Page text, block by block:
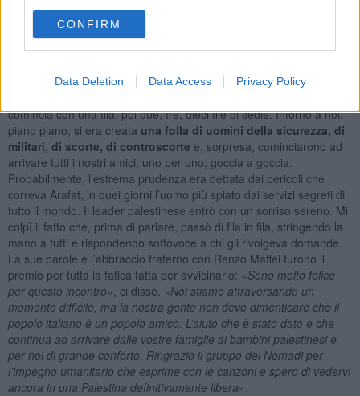
CONFIRM
Data Deletion Data Access Privacy Policy
L’importante era potergli consegnare anche solo simbolicamente il
«Tributo ad Augusto».
La sala delle conferenze, all’interno del bunker, era praticamente
rappresentazione della Moschea della Roccia su una parete. Dopo
comincia con una fila, poi due, tre, dieci file di sedie. Intorno a noi,
piano piano, si era creata una folla di uomini della sicurezza, di
militari, di scorte, di controscorte e, sorpresa, cominciarono ad
arrivare tutti i nostri amici, uno per uno, goccia a goccia.
Probabilmente, l’estrema prudenza era dettata dai pericoli che
correva Arafat, in quei giorni l’uomo più spiato dai servizi segreti di
tutto il mondo. Il leader palestinese entrò con un sorriso sereno. Mi
colpì il fatto che, prima di parlare, passò di fila in fila, stringendo la
mano a tutti e rispondendo sottovoce a chi gli rivolgeva domande.
La sue parole e l’abbraccio fraterno con Renzo Maffei furono il
premio per tutta la fatica fatta per avvicinarlo: «Sono molto felice
per questo incontro» , ci disse. «Noi stiamo attraversando un
momento difficile, ma la nostra gente non deve dimenticare che il
popolo italiano è un popolo amico. L’aiuto che è stato dato e che
continua ad arrivare dalle vostre famiglie ai bambini palestinesi e
per noi di grande conforto. Ringrazio il gruppo dei Nomadi per
l’impegno umanitario che esprime con le canzoni e spero di vedervi
ancora in una Palestina definitivamente libera».